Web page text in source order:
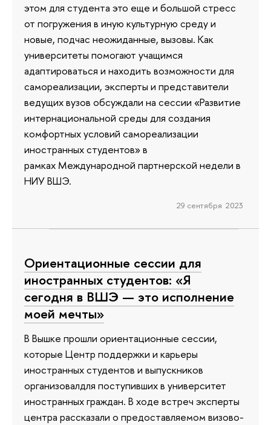
этом для студента это еще и большой стресс
от погружения в иную культурную среду и
новые, подчас неожиданные, вызовы. Как
университеты помогают учащимся
адаптироваться и находить возможности для
самореализации, эксперты и представители
ведущих вузов обсуждали на сессии «Развитие
интернациональной среды для создания
комфортных условий самореализации
иностранных студентов» в
рамках Международной партнерской недели в
НИУ ВШЭ.
29 сентября 2023
Ориентационные сессии для
иностранных студентов: «Я
сегодня в ВШЭ — это исполнение
моей мечты»
В Вышке прошли ориентационные сессии,
которые Центр поддержки и карьеры
иностранных студентов и выпускников
организовалдля поступивших в университет
иностранных граждан. В ходе встреч эксперты
центра рассказали о предоставляемом визово-